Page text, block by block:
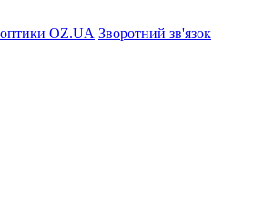
Зворотний зв'язок